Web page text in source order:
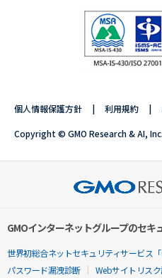
個人情報保護方針 利用規約
Copyright © GMO Research & AI,
GMOインターネットグループのセキ
世界初総合ネットセキュリティサービス「
パスワード漏洩診断
Webサイトリス